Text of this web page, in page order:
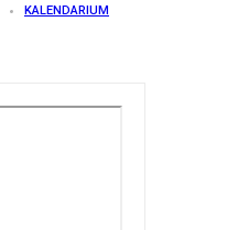
KALENDARIUM